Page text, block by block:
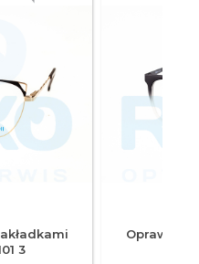
3
Oprawa